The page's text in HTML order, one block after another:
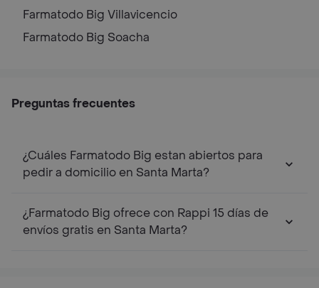
Farmatodo Big Villavicencio
Farmatodo Big Soacha
Preguntas frecuentes
¿Cuáles Farmatodo Big estan abiertos para
pedir a domicilio en Santa Marta?
¿Farmatodo Big ofrece con Rappi 15 días de
envíos gratis en Santa Marta?